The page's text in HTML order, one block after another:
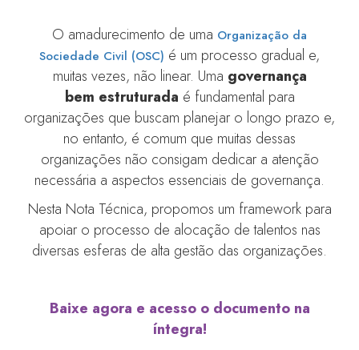
O amadurecimento de uma Organização da
Sociedade Civil (OSC) é um processo gradual e,
muitas vezes, não linear. Uma governança
bem estruturada é fundamental para
organizações que buscam planejar o longo prazo e,
no entanto, é comum que muitas dessas
organizações não consigam dedicar a atenção
necessária a aspectos essenciais de governança.
Nesta Nota Técnica, propomos um framework para
apoiar o processo de alocação de talentos nas
diversas esferas de alta gestão das organizações.
Baixe agora e acesso o documento na
íntegra!